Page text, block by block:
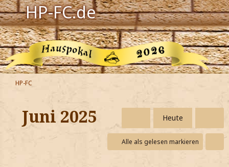
HP-FC.de
Navigation
Harry Potter
Der HP-FC
Hogwarts
Zauberwelt
Willkommen
HP-FC
Juni 2025 Heute
Alle als gelesen markieren